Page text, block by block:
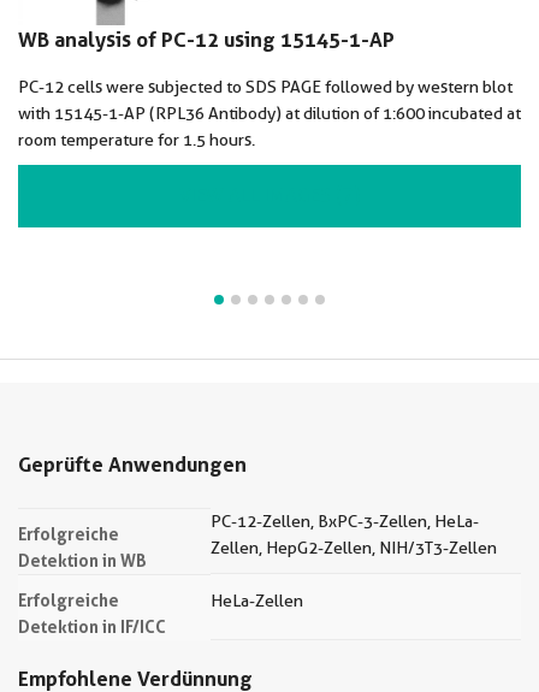
WB analysis of PC-12 using 15145-1-AP
PC-12 cells were subjected to SDS PAGE followed by western blot
with 15145-1-AP (RPL36 Antibody) at dilution of 1:600 incubated at
room temperature for 1.5 hours.
Geprüfte Anwendungen
Erfolgreiche
Detektion in WB
PC-12-Zellen, BxPC-3-Zellen, HeLa-
Zellen, HepG2-Zellen, NIH/3T3-Zellen
Erfolgreiche
Detektion in IF/ICC
HeLa-Zellen
Empfohlene Verdünnung